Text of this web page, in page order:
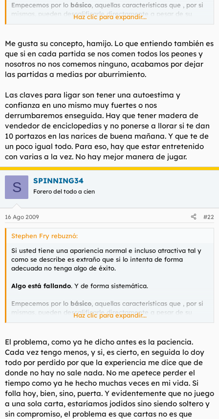
Empecemos por lo básico, aquellas características que , por si
mismas, pueden descalificarle directamente a pesar de su
aspecto.
1- Higine personal
: Vigile el aliento. Si huele como si se
alimentase regularmente de perros sarnosos tiene un grave -
gravísimo problema-. Parece una chorrada pero no lo es.
Comenta que se ducha dos o tres veces al día lo que me lleva
a...
2- Si es maniatico-compulsivointente ocultarlo el mayor
tiempo posible. Ellas lo notan, yo (como caballero pespicaz) lo
noto.
3- Le sobra arrojo y le falta estrategia y paciencia . El juego
de las relaciones es un juego más parecido alajedrezque a un
dueloa las 7 de la mañana detrás de los muros de una iglesia.
Me explico:
Si sufre un revés en este juego (no le llama cuando esperaba
que lo hiciese por ejemplo)el juego no ha acabado. Nadie
abandona su partida de ajedrez cuando le comen su primer
peón.
El juego de las relaciones raramente es un duelo en el que un
revés de esa naturaleza (detalles de me-llama, no-me-llama),
provoca que la partida acabe prematuramente.
usted reacciona como si le hubiesen metido una bala entre la
tercera y cuarta costilla.
placer de las partidas simultáneas.
Haz clic para expandir...
Me gusta su concepto, hamijo. Lo que entiendo también es
que si en cada partida se nos comen todos los peones y
nosotros no nos comemos ninguno, acabamos por dejar
las partidas a medias por aburrimiento.
Las claves para ligar son tener una autoestima y
confianza en uno mismo muy fuertes o nos
derrumbaremos enseguida. Hay que tener madera de
vendedor de enciclopedias y no ponerse a llorar si te dan
10 portazos en las narices de buena mañana. Y que te de
un poco igual todo. Para eso, hay que estar entretenido
con varias a la vez. No hay mejor manera de jugar.
S SPINNING34
Forero del todo a cien
16 Ago 2009 #22
Stephen Fry rebuznó:
Si usted tiene una apariencia normal e incluso atractiva tal y
como se describe es extraño que si lo intenta de forma
adecuada no tenga algo de éxito.
Algo está fallando. Y de forma sistemática.
Empecemos por lo básico, aquellas características que , por si
mismas, pueden descalificarle directamente a pesar de su
aspecto.
1- Higine personal
: Vigile el aliento. Si huele como si se
alimentase regularmente de perros sarnosos tiene un grave -
gravísimo problema-. Parece una chorrada pero no lo es.
Comenta que se ducha dos o tres veces al día lo que me lleva
a...
2- Si es maniatico-compulsivointente ocultarlo el mayor
tiempo posible. Ellas lo notan, yo (como caballero perspicaz),
también.
Haz clic para expandir...
El problema, como ya he dicho antes es la paciencia.
Cada vez tengo menos, y si, es cierto, en seguida lo doy
todo por perdido por que la experiencia me dice que de
donde no hay no sale nada. No me apetece perder el
tiempo como ya he hecho muchas veces en mi vida. Si
folla hoy, bien, sino, puerta. Y evidentemente que no juego
a una sola carta, estaríamos jodidos sino siendo soltero y
sin compromiso, el problema es que cartas no es que